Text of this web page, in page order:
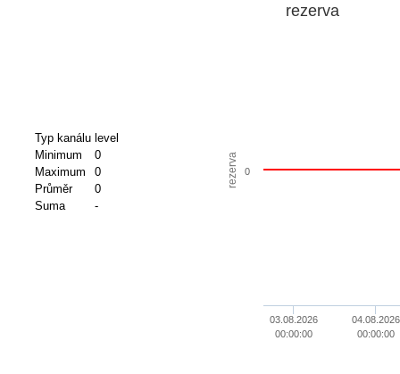
Typ kanálu level
Minimum
0
Maximum
0
Průměr
0
Suma
-
rezerva
rezerva
03.08.2026
00:00:00
04.08.2026
00:00:00
0